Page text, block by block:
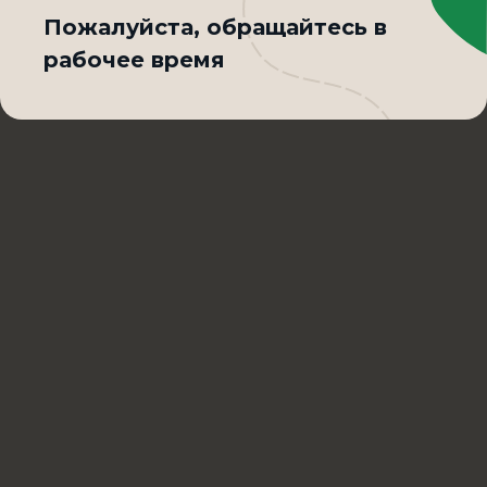
по качеству Сибирского фастфуда
Пожалуйста, обращайтесь в
рабочее время